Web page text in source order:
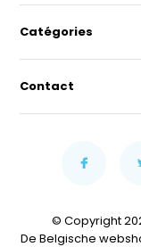
Catégories
Contact
© Copyright
De Belgische